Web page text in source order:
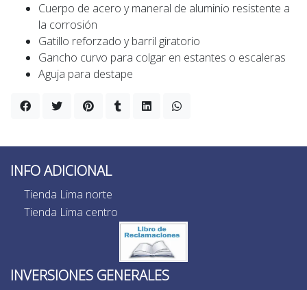
Cuerpo de acero y maneral de aluminio resistente a
la corrosión
Gatillo reforzado y barril giratorio
Gancho curvo para colgar en estantes o escaleras
Aguja para destape
INFO ADICIONAL
Tienda Lima norte
Tienda Lima centro
INVERSIONES GENERALES